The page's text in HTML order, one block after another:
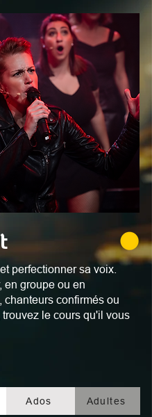
perfectionner sa voix.
en groupe ou en
chanteurs confirmés ou
trouvez le cours qu'il vous
Ados Adultes